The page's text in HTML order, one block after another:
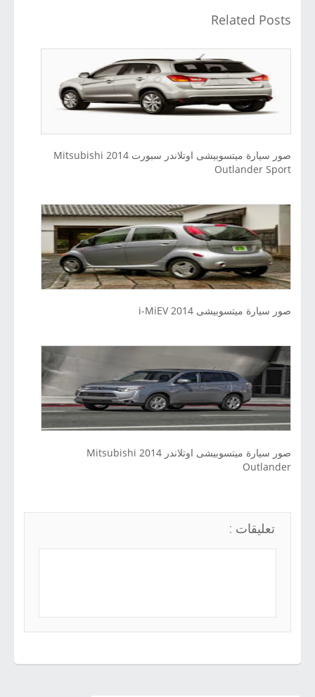
Related Posts
صور سيارة ميتسوبيشى اوتلاندر سبورت 2014 Mitsubishi
Outlander Sport
صور سيارة ميتسوبيشى i-MiEV 2014
صور سيارة ميتسوبيشى اوتلاندر 2014 Mitsubishi
Outlander
تعليقات :